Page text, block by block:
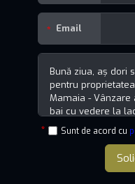
Email
Sunt de acord cu